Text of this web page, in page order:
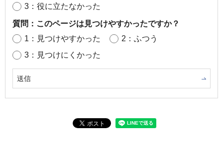
3：役に立たなかった
質問：このページは見つけやすかったですか？
1：見つけやすかった
2：ふつう
3：見つけにくかった